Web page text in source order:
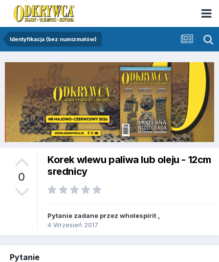
Identyfikacja (bez numizmatów)
0
Korek wlewu paliwa lub oleju - 12cm
srednicy
Pytanie zadane przez wholespirit
4 Wrzesień 2017
Pytanie